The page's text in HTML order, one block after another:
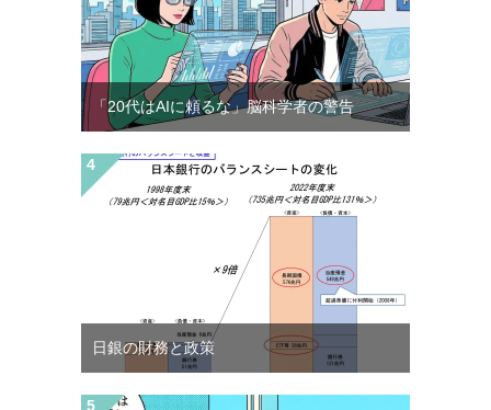
「20代はAIに頼るな」脳科学者の警告
日銀の財務と政策